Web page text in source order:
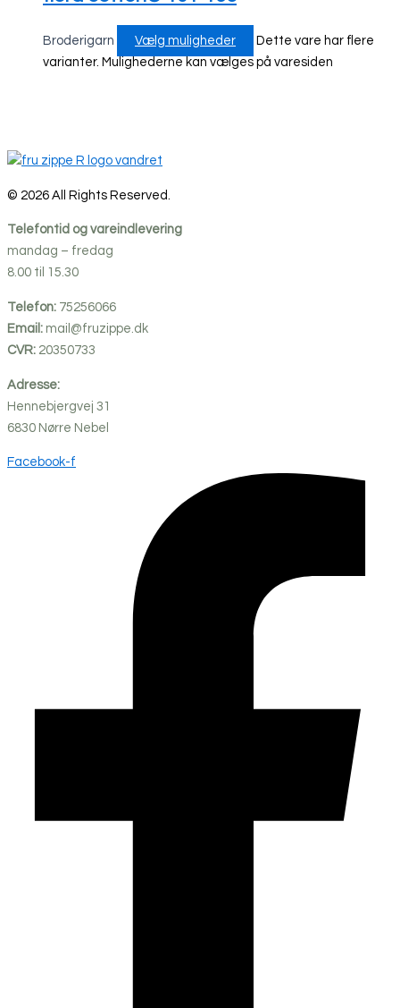
Broderigarn Vælg muligheder
Dette vare har flere
varianter. Mulighederne kan vælges på varesiden
© 2026 All Rights Reserved.
Telefontid og vareindlevering
mandag – fredag
8.00 til 15.30
Telefon: 75256066
Email: mail@fruzippe.dk
CVR: 20350733
Adresse:
Hennebjergvej 31
6830 Nørre Nebel
Facebook-f